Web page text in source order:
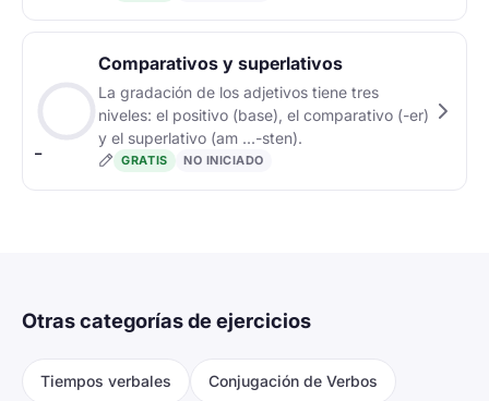
Comparativos y superlativos
La gradación de los adjetivos tiene tres
niveles: el positivo (base), el comparativo (-er)
y el superlativo (am ...-sten).
GRATIS NO INICIADO
–
Otras categorías de ejercicios
Tiempos verbales Conjugación de Verbos